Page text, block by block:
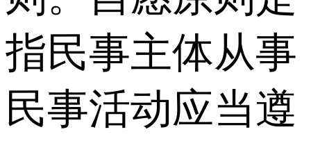
指民事主体从事
民事活动应当遵